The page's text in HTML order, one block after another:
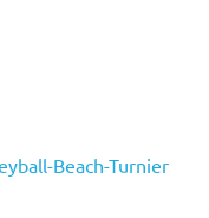
Beach-Turnier